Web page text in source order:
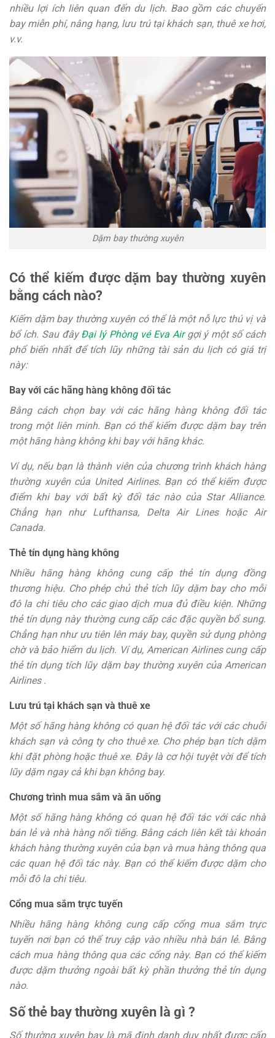
nhiều lợi ích liên quan đến du lịch. Bao gồm các chuyến
bay miễn phí, nâng hạng, lưu trú tại khách sạn, thuê xe hơi,
v.v.
Dặm bay thường xuyên
Có thể kiếm được dặm bay thường xuyên
bằng cách nào?
Kiếm dặm bay thường xuyên có thể là một nỗ lực thú vị và
bổ ích. Sau đây Đại lý Phòng vé Eva Airgợi ý một số cách
phổ biến nhất để tích lũy những tài sản du lịch có giá trị
này:
Bay với các hãng hàng không đối tác
Bằng cách chọn bay với các hãng hàng không đối tác
trong một liên minh. Bạn có thể kiếm được dặm bay trên
một hãng hàng không khi bay với hãng khác.
Ví dụ, nếu bạn là thành viên của chương trình khách hàng
thường xuyên của United Airlines. Bạn có thể kiếm được
điểm khi bay với bất kỳ đối tác nào của Star Alliance.
Chẳng hạn như Lufthansa, Delta Air Lines hoặc Air
Canada.
Thẻ tín dụng hàng không
Nhiều hãng hàng không cung cấp thẻ tín dụng đồng
thương hiệu. Cho phép chủ thẻ tích lũy dặm bay cho mỗi
đô la chi tiêu cho các giao dịch mua đủ điều kiện. Những
thẻ tín dụng này thường cung cấp các đặc quyền bổ sung.
Chẳng hạn như ưu tiên lên máy bay, quyền sử dụng phòng
chờ và bảo hiểm du lịch. Ví dụ, American Airlines cung cấp
thẻ tín dụng tích lũy dặm bay thường xuyên của American
Airlines .
Lưu trú tại khách sạn và thuê xe
Một số hãng hàng không có quan hệ đối tác với các chuỗi
khách sạn và công ty cho thuê xe. Cho phép bạn tích dặm
khi đặt phòng hoặc thuê xe. Đây là cơ hội tuyệt vời để tích
lũy dặm ngay cả khi bạn không bay.
Chương trình mua sắm và ăn uống
Một số hãng hàng không có quan hệ đối tác với các nhà
bán lẻ và nhà hàng nổi tiếng. Bằng cách liên kết tài khoản
khách hàng thường xuyên của bạn và mua hàng thông qua
các quan hệ đối tác này. Bạn có thể kiếm được dặm cho
mỗi đô la chi tiêu.
Cổng mua sắm trực tuyến
Nhiều hãng hàng không cung cấp cổng mua sắm trực
tuyến nơi bạn có thể truy cập vào nhiều nhà bán lẻ. Bằng
cách mua hàng thông qua các cổng này. Bạn có thể kiếm
được dặm thưởng ngoài bất kỳ phần thưởng thẻ tín dụng
nào.
Số thẻ bay thường xuyên là gì ?
Số thường xuyên bay là mã định danh duy nhất được cấp